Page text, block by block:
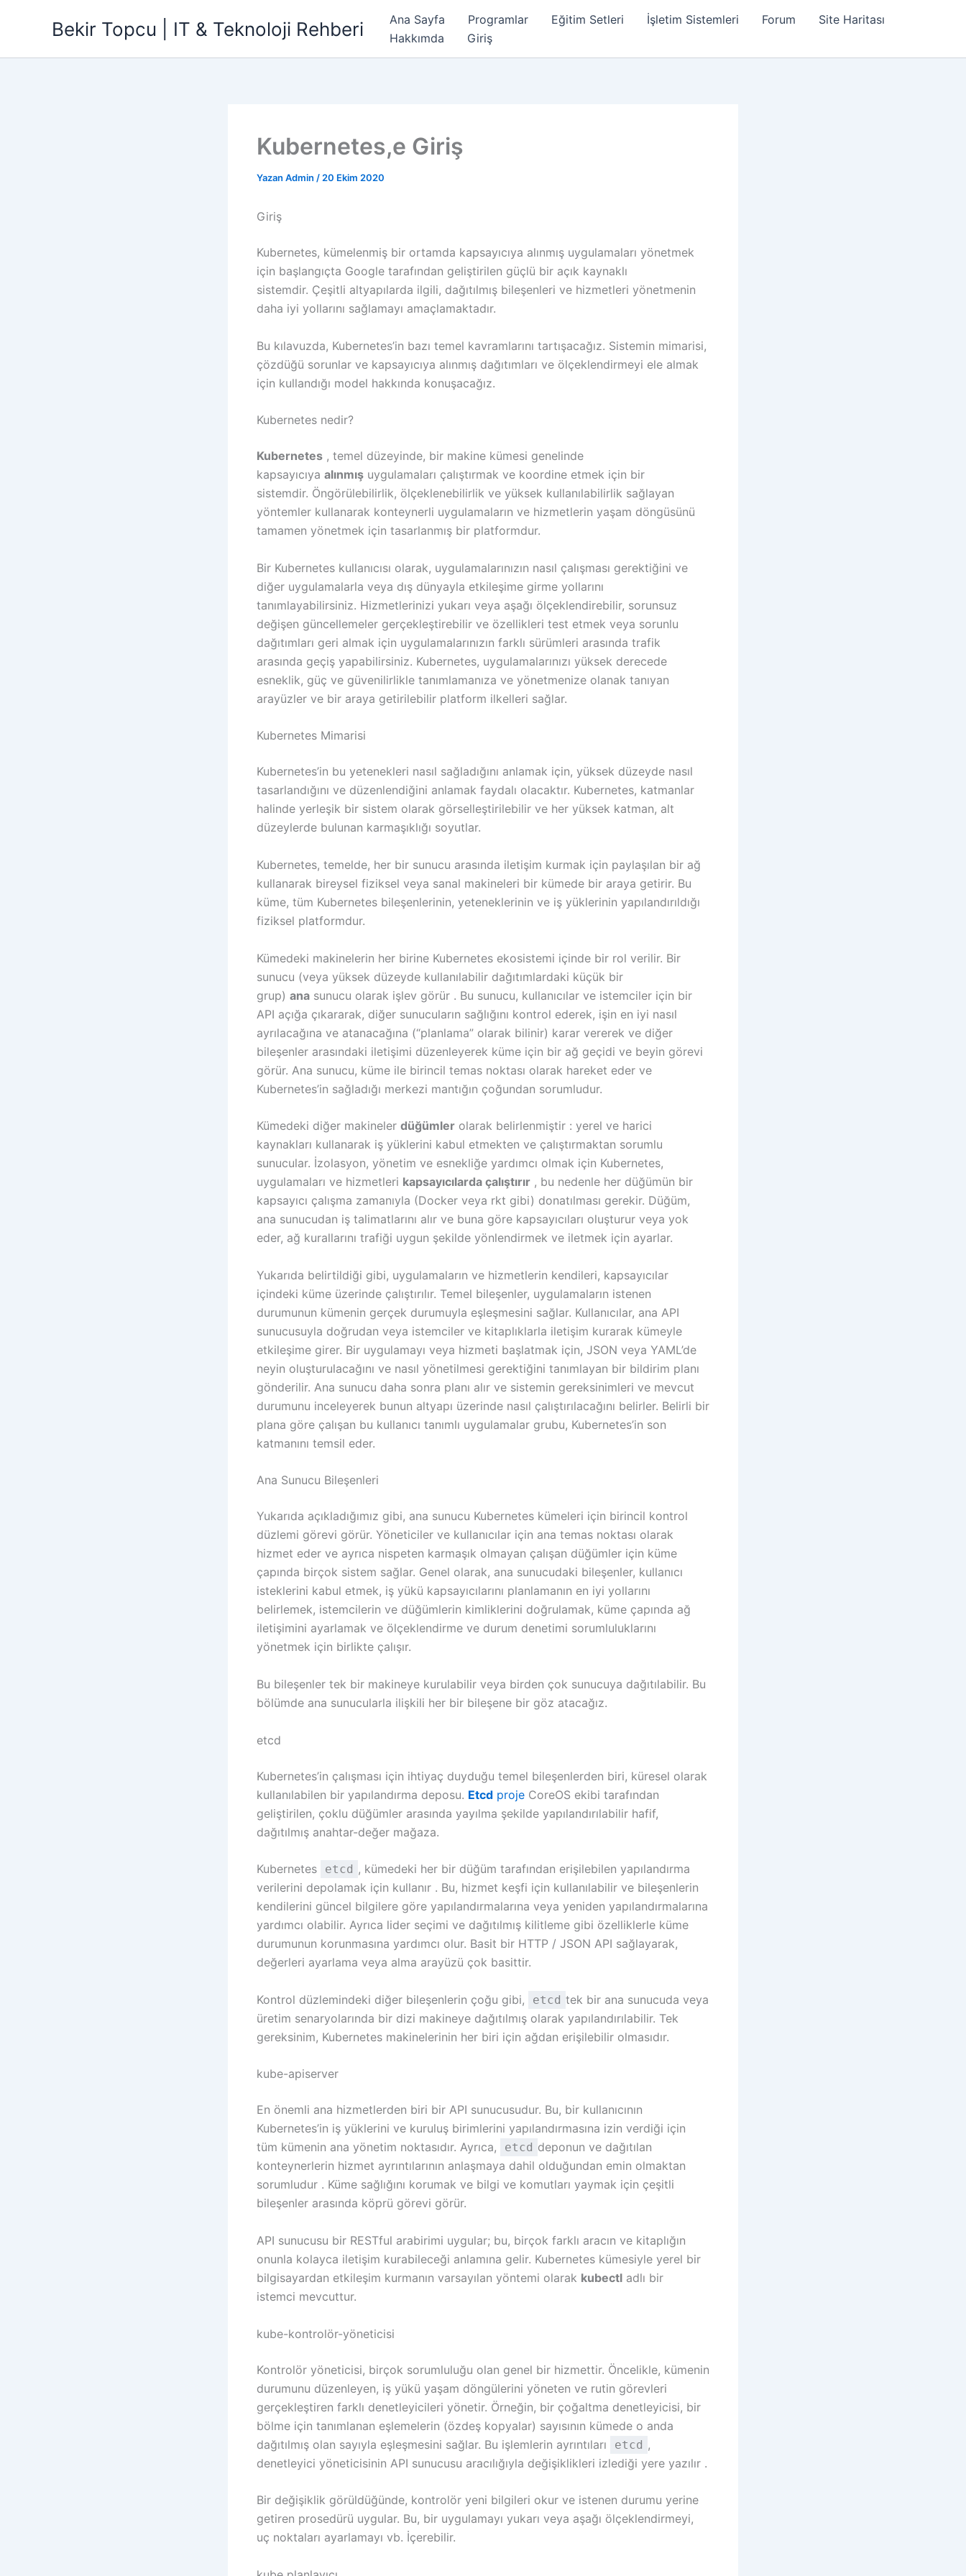
Bekir Topcu | IT & Teknoloji Rehberi Ana Sayfa Programlar Eğitim Setleri İşletim Sistemleri Forum
Site Haritası
Hakkımda
Giriş
Kubernetes,e Giriş
Yazan Admin / 20 Ekim 2020
Giriş
Kubernetes, kümelenmiş bir ortamda kapsayıcıya alınmış uygulamaları yönetmek
için başlangıçta Google tarafından geliştirilen güçlü bir açık kaynaklı
sistemdir. Çeşitli altyapılarda ilgili, dağıtılmış bileşenleri ve hizmetleri yönetmenin
daha iyi yollarını sağlamayı amaçlamaktadır.
Bu kılavuzda, Kubernetes’in bazı temel kavramlarını tartışacağız. Sistemin mimarisi,
çözdüğü sorunlar ve kapsayıcıya alınmış dağıtımları ve ölçeklendirmeyi ele almak
için kullandığı model hakkında konuşacağız.
Kubernetes nedir?
Kubernetes , temel düzeyinde, bir makine kümesi genelinde
kapsayıcıya alınmış uygulamaları çalıştırmak ve koordine etmek için bir
sistemdir. Öngörülebilirlik, ölçeklenebilirlik ve yüksek kullanılabilirlik sağlayan
yöntemler kullanarak konteynerli uygulamaların ve hizmetlerin yaşam döngüsünü
tamamen yönetmek için tasarlanmış bir platformdur.
Bir Kubernetes kullanıcısı olarak, uygulamalarınızın nasıl çalışması gerektiğini ve
diğer uygulamalarla veya dış dünyayla etkileşime girme yollarını
tanımlayabilirsiniz. Hizmetlerinizi yukarı veya aşağı ölçeklendirebilir, sorunsuz
değişen güncellemeler gerçekleştirebilir ve özellikleri test etmek veya sorunlu
dağıtımları geri almak için uygulamalarınızın farklı sürümleri arasında trafik
arasında geçiş yapabilirsiniz. Kubernetes, uygulamalarınızı yüksek derecede
esneklik, güç ve güvenilirlikle tanımlamanıza ve yönetmenize olanak tanıyan
arayüzler ve bir araya getirilebilir platform ilkelleri sağlar.
Kubernetes Mimarisi
Kubernetes’in bu yetenekleri nasıl sağladığını anlamak için, yüksek düzeyde nasıl
tasarlandığını ve düzenlendiğini anlamak faydalı olacaktır. Kubernetes, katmanlar
halinde yerleşik bir sistem olarak görselleştirilebilir ve her yüksek katman, alt
düzeylerde bulunan karmaşıklığı soyutlar.
Kubernetes, temelde, her bir sunucu arasında iletişim kurmak için paylaşılan bir ağ
kullanarak bireysel fiziksel veya sanal makineleri bir kümede bir araya getirir. Bu
küme, tüm Kubernetes bileşenlerinin, yeteneklerinin ve iş yüklerinin yapılandırıldığı
fiziksel platformdur.
Kümedeki makinelerin her birine Kubernetes ekosistemi içinde bir rol verilir. Bir
sunucu (veya yüksek düzeyde kullanılabilir dağıtımlardaki küçük bir
grup) ana sunucu olarak işlev görür . Bu sunucu, kullanıcılar ve istemciler için bir
API açığa çıkararak, diğer sunucuların sağlığını kontrol ederek, işin en iyi nasıl
ayrılacağına ve atanacağına (“planlama” olarak bilinir) karar vererek ve diğer
bileşenler arasındaki iletişimi düzenleyerek küme için bir ağ geçidi ve beyin görevi
görür. Ana sunucu, küme ile birincil temas noktası olarak hareket eder ve
Kubernetes’in sağladığı merkezi mantığın çoğundan sorumludur.
Kümedeki diğer makineler düğümler olarak belirlenmiştir : yerel ve harici
kaynakları kullanarak iş yüklerini kabul etmekten ve çalıştırmaktan sorumlu
sunucular. İzolasyon, yönetim ve esnekliğe yardımcı olmak için Kubernetes,
uygulamaları ve hizmetleri kapsayıcılarda çalıştırır , bu nedenle her düğümün bir
kapsayıcı çalışma zamanıyla (Docker veya rkt gibi) donatılması gerekir. Düğüm,
ana sunucudan iş talimatlarını alır ve buna göre kapsayıcıları oluşturur veya yok
eder, ağ kurallarını trafiği uygun şekilde yönlendirmek ve iletmek için ayarlar.
Yukarıda belirtildiği gibi, uygulamaların ve hizmetlerin kendileri, kapsayıcılar
içindeki küme üzerinde çalıştırılır. Temel bileşenler, uygulamaların istenen
durumunun kümenin gerçek durumuyla eşleşmesini sağlar. Kullanıcılar, ana API
sunucusuyla doğrudan veya istemciler ve kitaplıklarla iletişim kurarak kümeyle
etkileşime girer. Bir uygulamayı veya hizmeti başlatmak için, JSON veya YAML’de
neyin oluşturulacağını ve nasıl yönetilmesi gerektiğini tanımlayan bir bildirim planı
gönderilir. Ana sunucu daha sonra planı alır ve sistemin gereksinimleri ve mevcut
durumunu inceleyerek bunun altyapı üzerinde nasıl çalıştırılacağını belirler. Belirli bir
plana göre çalışan bu kullanıcı tanımlı uygulamalar grubu, Kubernetes’in son
katmanını temsil eder.
Ana Sunucu Bileşenleri
Yukarıda açıkladığımız gibi, ana sunucu Kubernetes kümeleri için birincil kontrol
düzlemi görevi görür. Yöneticiler ve kullanıcılar için ana temas noktası olarak
hizmet eder ve ayrıca nispeten karmaşık olmayan çalışan düğümler için küme
çapında birçok sistem sağlar. Genel olarak, ana sunucudaki bileşenler, kullanıcı
isteklerini kabul etmek, iş yükü kapsayıcılarını planlamanın en iyi yollarını
belirlemek, istemcilerin ve düğümlerin kimliklerini doğrulamak, küme çapında ağ
iletişimini ayarlamak ve ölçeklendirme ve durum denetimi sorumluluklarını
yönetmek için birlikte çalışır.
Bu bileşenler tek bir makineye kurulabilir veya birden çok sunucuya dağıtılabilir. Bu
bölümde ana sunucularla ilişkili her bir bileşene bir göz atacağız.
etcd
Kubernetes’in çalışması için ihtiyaç duyduğu temel bileşenlerden biri, küresel olarak
kullanılabilen bir yapılandırma deposu. Etcd proje CoreOS ekibi tarafından
geliştirilen, çoklu düğümler arasında yayılma şekilde yapılandırılabilir hafif,
dağıtılmış anahtar-değer mağaza.
Kubernetes etcd , kümedeki her bir düğüm tarafından erişilebilen yapılandırma
verilerini depolamak için kullanır . Bu, hizmet keşfi için kullanılabilir ve bileşenlerin
kendilerini güncel bilgilere göre yapılandırmalarına veya yeniden yapılandırmalarına
yardımcı olabilir. Ayrıca lider seçimi ve dağıtılmış kilitleme gibi özelliklerle küme
durumunun korunmasına yardımcı olur. Basit bir HTTP / JSON API sağlayarak,
değerleri ayarlama veya alma arayüzü çok basittir.
Kontrol düzlemindeki diğer bileşenlerin çoğu gibi, etcd tek bir ana sunucuda veya
üretim senaryolarında bir dizi makineye dağıtılmış olarak yapılandırılabilir. Tek
gereksinim, Kubernetes makinelerinin her biri için ağdan erişilebilir olmasıdır.
kube-apiserver
En önemli ana hizmetlerden biri bir API sunucusudur. Bu, bir kullanıcının
Kubernetes’in iş yüklerini ve kuruluş birimlerini yapılandırmasına izin verdiği için
tüm kümenin ana yönetim noktasıdır. Ayrıca,
etcd deponun ve dağıtılan
konteynerlerin hizmet ayrıntılarının anlaşmaya dahil olduğundan emin olmaktan
sorumludur . Küme sağlığını korumak ve bilgi ve komutları yaymak için çeşitli
bileşenler arasında köprü görevi görür.
API sunucusu bir RESTful arabirimi uygular; bu, birçok farklı aracın ve kitaplığın
onunla kolayca iletişim kurabileceği anlamına gelir. Kubernetes kümesiyle yerel bir
bilgisayardan etkileşim kurmanın varsayılan yöntemi olarak kubectl adlı bir
istemci mevcuttur.
kube-kontrolör-yöneticisi
Kontrolör yöneticisi, birçok sorumluluğu olan genel bir hizmettir. Öncelikle, kümenin
durumunu düzenleyen, iş yükü yaşam döngülerini yöneten ve rutin görevleri
gerçekleştiren farklı denetleyicileri yönetir. Örneğin, bir çoğaltma denetleyicisi, bir
bölme için tanımlanan eşlemelerin (özdeş kopyalar) sayısının kümede o anda
dağıtılmış olan sayıyla eşleşmesini sağlar. Bu işlemlerin ayrıntıları
etcd ,
denetleyici yöneticisinin API sunucusu aracılığıyla değişiklikleri izlediği yere yazılır .
Bir değişiklik görüldüğünde, kontrolör yeni bilgileri okur ve istenen durumu yerine
getiren prosedürü uygular. Bu, bir uygulamayı yukarı veya aşağı ölçeklendirmeyi,
uç noktaları ayarlamayı vb. İçerebilir.